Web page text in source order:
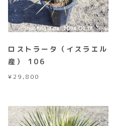
ロストラータ（イスラエル
産） 106
¥29,800